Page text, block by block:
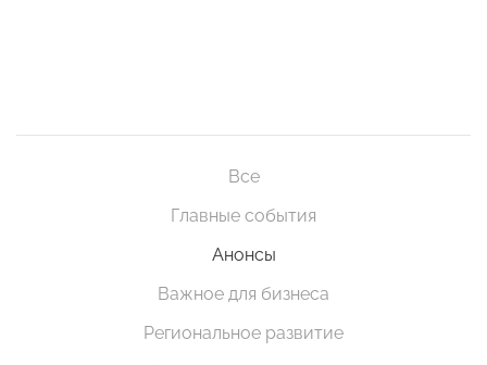
Все
Главные события
Анонсы
Важное для бизнеса
Региональное развитие